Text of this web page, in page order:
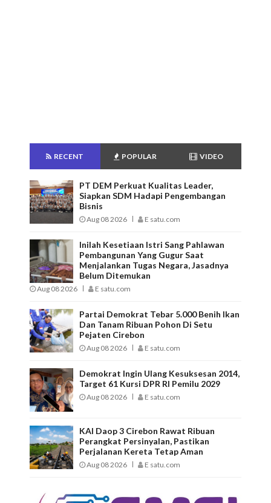
RECENT POPULAR VIDEO
PT DEM Perkuat Kualitas Leader,
Siapkan SDM Hadapi Pengembangan
Bisnis
Aug 08 2026 E satu.com
Inilah Kesetiaan Istri Sang Pahlawan
Pembangunan Yang Gugur Saat
Menjalankan Tugas Negara, Jasadnya
Belum Ditemukan
Aug 08 2026 E satu.com
Partai Demokrat Tebar 5.000 Benih Ikan
Dan Tanam Ribuan Pohon Di Setu
Pejaten Cirebon
Aug 08 2026 E satu.com
Demokrat Ingin Ulang Kesuksesan 2014,
Target 61 Kursi DPR RI Pemilu 2029
Aug 08 2026 E satu.com
KAI Daop 3 Cirebon Rawat Ribuan
Perangkat Persinyalan, Pastikan
Perjalanan Kereta Tetap Aman
Aug 08 2026 E satu.com